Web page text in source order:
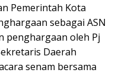
Pemerintah Kota
sebagai ASN
penghargaan oleh Pj
Daerah
senam bersama